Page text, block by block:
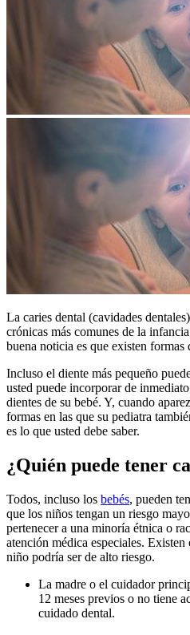
La caries dental (cavidades
crónicas más comunes de la
buena noticia es que existen formas
Incluso el diente más pequeño
usted puede incorporar de
dientes de su bebé. Y, cuando
formas en las que su pediatra
es lo que usted debe saber.
¿Quién puede tener
Todos, incluso los bebés, pueden
que los niños tengan un riesgo
pertenecer a una minoría étnica o
atención médica especiales. Existen
niño podría ser de alto riesgo.
La madre o el cuidador
12 meses previos o no tiene
cuidado dental.